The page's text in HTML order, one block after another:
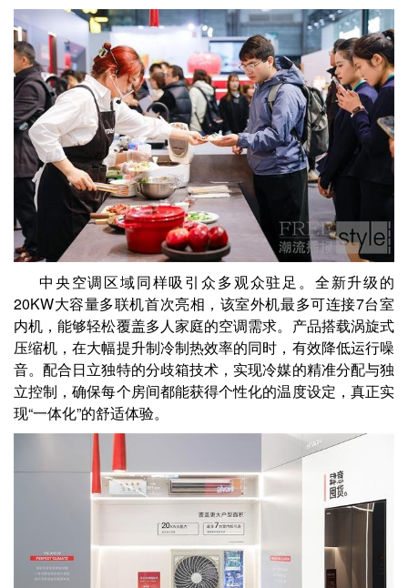
中央空调区域同样吸引众多观众驻足。全新升级的
20KW大容量多联机首次亮相，该室外机最多可连接7台室
内机，能够轻松覆盖多人家庭的空调需求。产品搭载涡旋式
压缩机，在大幅提升制冷制热效率的同时，有效降低运行噪
音。配合日立独特的分歧箱技术，实现冷媒的精准分配与独
立控制，确保每个房间都能获得个性化的温度设定，真正实
现“一体化”的舒适体验。